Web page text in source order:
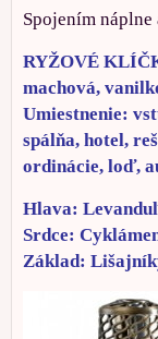
Spojením
RYŽOVÉ
machová,
Umiestnenie:
spálňa, hotel,
ordinácie, loď,
Hlava:
Srdce:
Základ: